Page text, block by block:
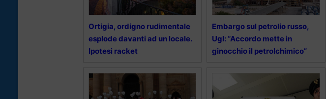
Ortigia, ordigno rudimentale
esplode davanti ad un locale.
Ipotesi racket
Embargo sul petrolio russo,
Ugl: “Accordo mette in
ginocchio il petrolchimico”